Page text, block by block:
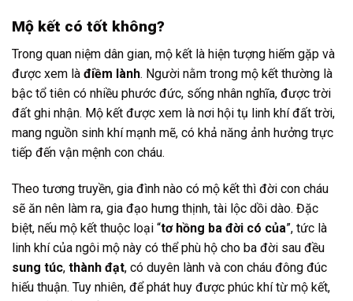
Mộ kết có tốt không?
Trong quan niệm dân gian, mộ kết là hiện tượng hiếm gặp và
được xem là điềm lành. Người nằm trong mộ kết thường là
bậc tổ tiên có nhiều phước đức, sống nhân nghĩa, được trời
đất ghi nhận. Mộ kết được xem là nơi hội tụ linh khí đất trời,
mang nguồn sinh khí mạnh mẽ, có khả năng ảnh hưởng trực
tiếp đến vận mệnh con cháu.
Theo tương truyền, gia đình nào có mộ kết thì đời con cháu
sẽ ăn nên làm ra, gia đạo hưng thịnh, tài lộc dồi dào. Đặc
biệt, nếu mộ kết thuộc loại “tơ hồng ba đời có của”, tức là
linh khí của ngôi mộ này có thể phù hộ cho ba đời sau đều
sung túc, thành đạt, có duyên lành và con cháu đông đúc
hiếu thuận. Tuy nhiên, để phát huy được phúc khí từ mộ kết,